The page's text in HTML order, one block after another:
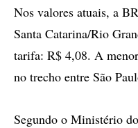
Nos valores atuais, a
Santa Catarina/Rio
tarifa: R$ 4,08. A
no trecho entre São
Segundo o Ministério